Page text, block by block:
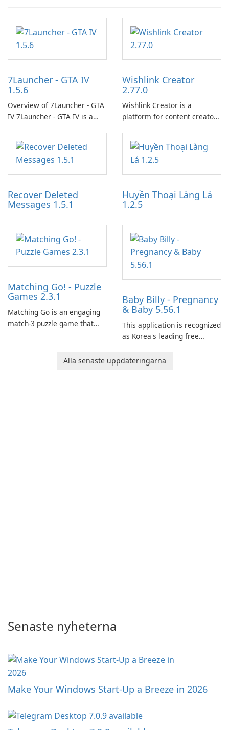
7Launcher - GTA IV
1.5.6
Overview of 7Launcher - GTA
IV 7Launcher - GTA IV is a
application designed to
optimize the gaming
experience for Grand Theft
Auto IV.
Wishlink Creator
2.77.0
Wishlink Creator is a
platform for content creators
work through built-in brand
partnerships and integrated
tools for content distribution
and audience engagement.
Recover Deleted
Messages 1.5.1
Huyền Thoại Làng Lá
1.2.5
Matching Go! - Puzzle
Games 2.3.1
Matching Go is an engaging
match-3 puzzle game that
Ollie, on an adventurous
Baby Billy - Pregnancy
& Baby 5.56.1
This application is recognized
as Korea's leading free
baby tracking, offering
Alla senaste uppdateringarna
Senaste nyheterna
Make Your Windows Start-Up a Breeze in 2026